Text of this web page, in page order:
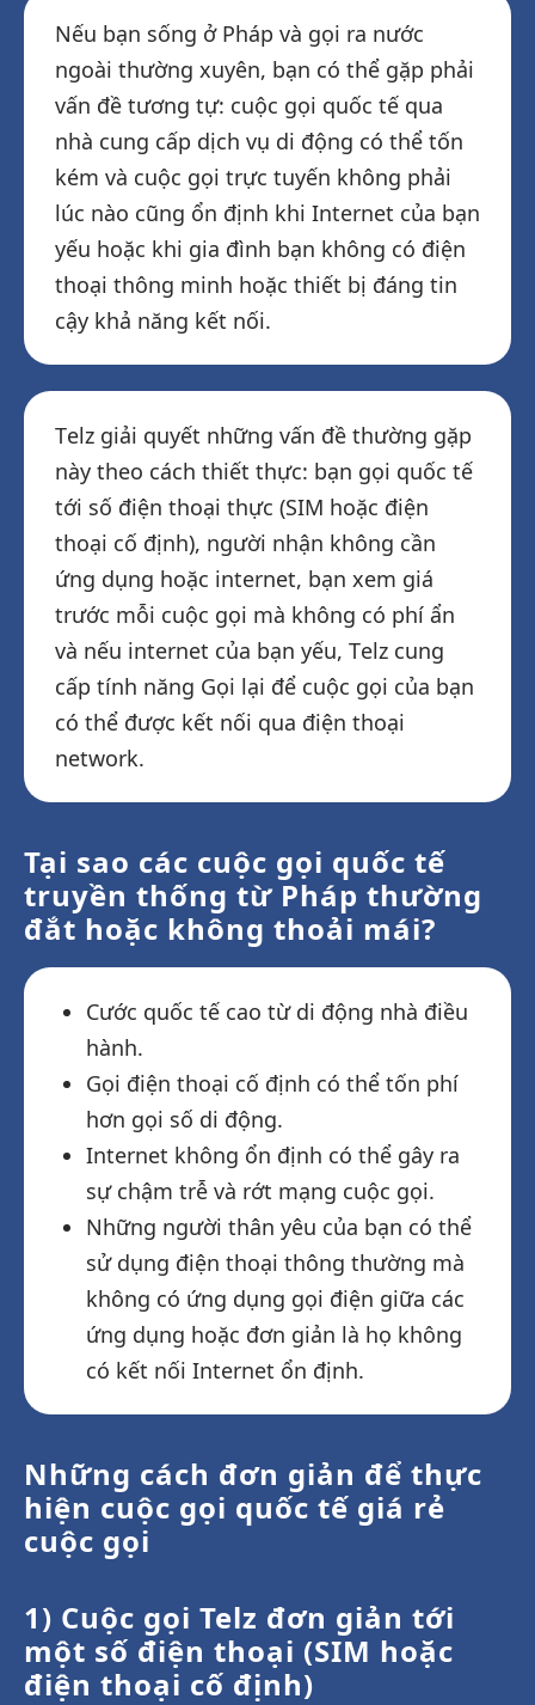
Nếu bạn sống ở Pháp và gọi ra nước
ngoài thường xuyên, bạn có thể gặp phải
vấn đề tương tự: cuộc gọi quốc tế qua
nhà cung cấp dịch vụ di động có thể tốn
kém và cuộc gọi trực tuyến không phải
lúc nào cũng ổn định khi Internet của bạn
yếu hoặc khi gia đình bạn không có điện
thoại thông minh hoặc thiết bị đáng tin
cậy khả năng kết nối.
Telz giải quyết những vấn đề thường gặp
này theo cách thiết thực: bạn gọi quốc tế
tới số điện thoại thực (SIM hoặc điện
thoại cố định), người nhận không cần
ứng dụng hoặc internet, bạn xem giá
trước mỗi cuộc gọi mà không có phí ẩn
và nếu internet của bạn yếu, Telz cung
cấp tính năng Gọi lại để cuộc gọi của bạn
có thể được kết nối qua điện thoại
network.
Tại sao các cuộc gọi quốc tế
truyền thống từ Pháp thường
đắt hoặc không thoải mái?
Cước quốc tế cao từ di động nhà điều
hành.
Gọi điện thoại cố định có thể tốn phí
hơn gọi số di động.
Internet không ổn định có thể gây ra
sự chậm trễ và rớt mạng cuộc gọi.
Những người thân yêu của bạn có thể
sử dụng điện thoại thông thường mà
không có ứng dụng gọi điện giữa các
ứng dụng hoặc đơn giản là họ không
có kết nối Internet ổn định.
Những cách đơn giản để thực
hiện cuộc gọi quốc tế giá rẻ
cuộc gọi
1) Cuộc gọi Telz đơn giản tới
một số điện thoại (SIM hoặc
điện thoại cố định)